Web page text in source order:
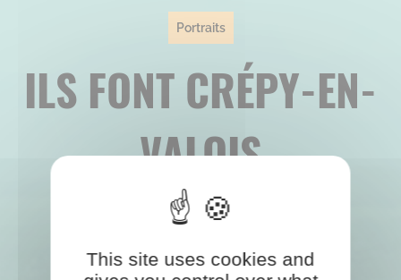
Portraits
ILS FONT CRÉPY-EN-
VALOIS
This site uses cookies and